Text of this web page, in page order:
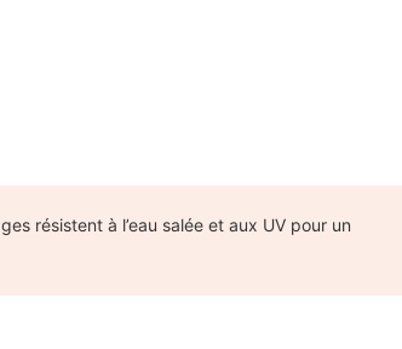
résistent à l’eau salée et aux UV pour un